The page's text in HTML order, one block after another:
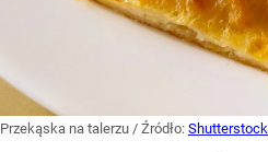
Przekąska na talerzu / Źródło: Shutterstock